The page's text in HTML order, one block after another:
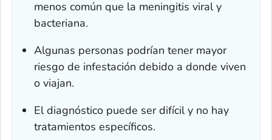
menos común que la meningitis viral y
bacteriana.
Algunas personas podrían tener mayor
riesgo de infestación debido a donde viven
o viajan.
El diagnóstico puede ser difícil y no hay
tratamientos específicos.